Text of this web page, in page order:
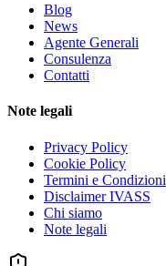
Blog
News
Agente Generali
Consulenza
Contatti
Note legali
Privacy Policy
Cookie Policy
Termini e Condizioni
Disclaimer IVASS
Chi siamo
Note legali